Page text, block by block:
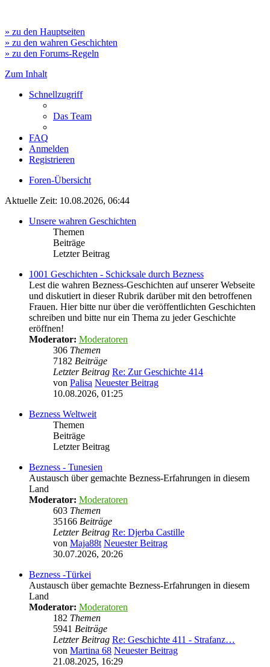
» zu den Hauptseiten
» zu den wahren Geschichten
» zu den Forums-Regeln
Zum Inhalt
Schnellzugriff
Das Team
FAQ
Anmelden
Registrieren
Foren-Übersicht
Aktuelle Zeit: 10.08.2026, 06:44
Unsere wahren Geschichten
Themen
Beiträge
Letzter Beitrag
1001 Geschichten - Schicksale durch Bezness
Lest die wahren Bezness-Geschichten auf unserer Webseite
und diskutiert in dieser Rubrik darüber mit den betroffenen
Frauen. Hier bitte nur über die veröffentlichten Geschichten
schreiben und bitte nur ein Thema zu jeder Geschichte
eröffnen!
Moderator: Moderatoren
306 Themen
7182 Beiträge
Letzter Beitrag Re: Zur Geschichte 414
von Palisa Neuester Beitrag
10.08.2026, 01:25
Bezness Weltweit
Themen
Beiträge
Letzter Beitrag
Bezness - Tunesien
Austausch über gemachte Bezness-Erfahrungen in diesem
Land
Moderator: Moderatoren
603 Themen
35166 Beiträge
Letzter Beitrag Re: Djerba Castille
von Maja88t Neuester Beitrag
30.07.2026, 20:26
Bezness -Türkei
Austausch über gemachte Bezness-Erfahrungen in diesem
Land
Moderator: Moderatoren
182 Themen
5941 Beiträge
Letzter Beitrag Re: Geschichte 411 - Strafanz…
von Martina 68 Neuester Beitrag
21.08.2025, 16:29